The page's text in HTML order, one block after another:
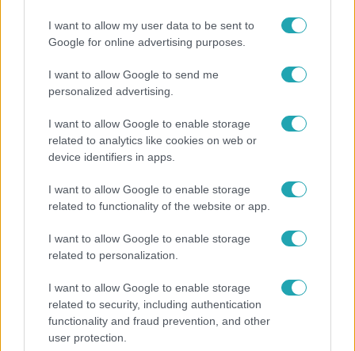
I want to allow my user data to be sent to
Google for online advertising purposes.
I want to allow Google to send me
personalized advertising.
I want to allow Google to enable storage
related to analytics like cookies on web or
device identifiers in apps.
I want to allow Google to enable storage
related to functionality of the website or app.
I want to allow Google to enable storage
related to personalization.
I want to allow Google to enable storage
related to security, including authentication
functionality and fraud prevention, and other
user protection.
Az RTL Híradó riportja után renndőrök és
állatmentők hozták ki a magára hagyott kutyát